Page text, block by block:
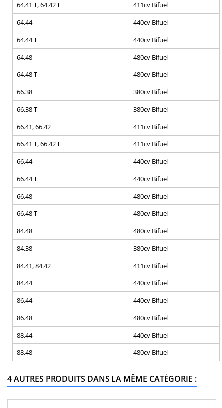
64.41 T, 64.42 T
411cv Bifuel
64.44
440cv Bifuel
64.44 T
440cv Bifuel
64.48
480cv Bifuel
64.48 T
480cv Bifuel
66.38
380cv Bifuel
66.38 T
380cv Bifuel
66.41, 66.42
411cv Bifuel
66.41 T, 66.42 T
411cv Bifuel
66.44
440cv Bifuel
66.44 T
440cv Bifuel
66.48
480cv Bifuel
66.48 T
480cv Bifuel
84.48
480cv Bifuel
84.38
380cv Bifuel
84.41, 84.42
411cv Bifuel
84.44
440cv Bifuel
86.44
440cv Bifuel
86.48
480cv Bifuel
88.44
440cv Bifuel
88.48
480cv Bifuel
4 AUTRES PRODUITS DANS LA MÊME CATÉGORIE :